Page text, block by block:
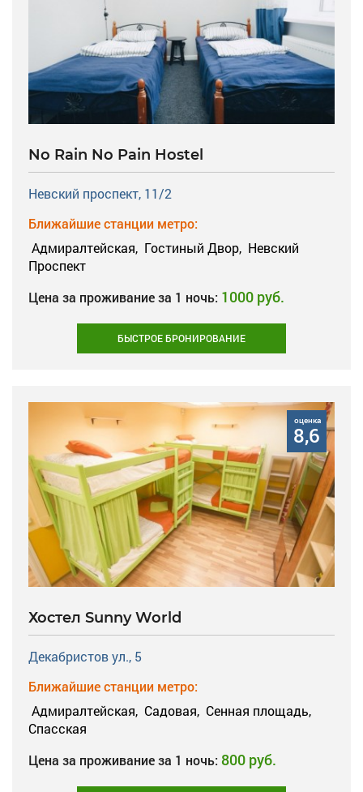
No Rain No Pain Hostel
Невский проспект, 11/2
Ближайшие станции метро:
Адмиралтейская, Гостиный Двор, Невский
Проспект
Цена за проживание за 1 ночь: 1000 руб.
БЫСТРОЕ БРОНИРОВАНИЕ
оценка
8,6
Хостел Sunny World
Декабристов ул., 5
Ближайшие станции метро:
Адмиралтейская, Садовая, Сенная площадь,
Спасская
Цена за проживание за 1 ночь: 800 руб.